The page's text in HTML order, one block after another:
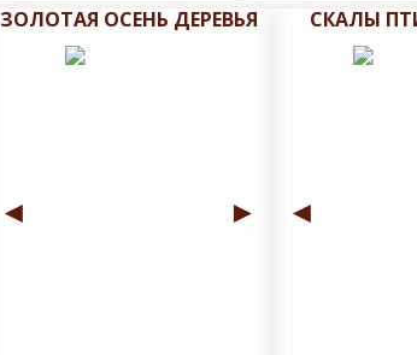
ЗОЛОТАЯ ОСЕНЬ ДЕРЕВЬЯ
◄ ►
СКАЛЫ
◄